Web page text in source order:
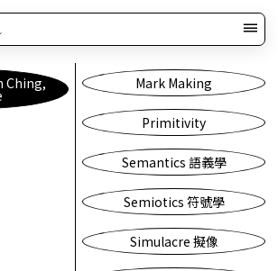
Mark Making
Primitivity
Semantics 語義學
Semiotics 符號學
Simulacre 擬像
Ching,